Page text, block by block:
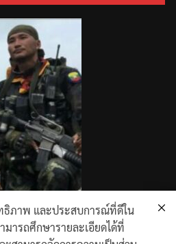
ธิภาพ และประสบการณ์ที่ดีใน
ารถศึกษารายละเอียดได้ที่